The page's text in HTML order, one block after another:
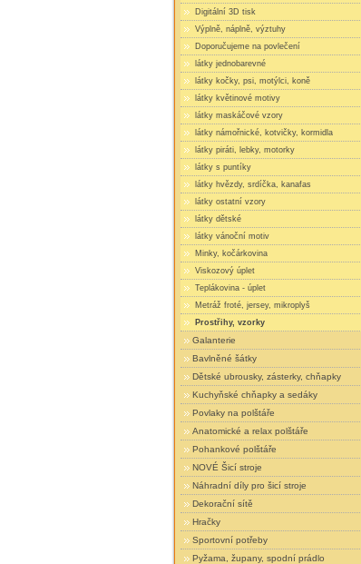
Digitální 3D tisk
Výplně, náplně, výztuhy
Doporučujeme na povlečení
látky jednobarevné
látky kočky, psi, motýlci, koně
látky květinové motivy
látky maskáčové vzory
látky námořnické, kotvičky, kormidla
látky piráti, lebky, motorky
látky s puntíky
látky hvězdy, srdíčka, kanafas
látky ostatní vzory
látky dětské
látky vánoční motiv
Minky, kočárkovina
Viskozový úplet
Teplákovina - úplet
Metráž froté, jersey, mikroplyš
Prostřihy, vzorky
Galanterie
Bavlněné šátky
Dětské ubrousky, zásterky, chňapky
Kuchyňské chňapky a sedáky
Povlaky na polštáře
Anatomické a relax polštáře
Pohankové polštáře
NOVÉ Šicí stroje
Náhradní díly pro šicí stroje
Dekorační sítě
Hračky
Sportovní potřeby
Pyžama, župany, spodní prádlo